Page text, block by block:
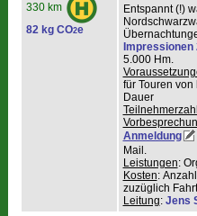
330 km
82 kg CO2e
Entspannt (!)
Impressionen
5.000 Hm.
für Touren
Dauer
Anmeldung
Mail.
Leistungen:
Kosten:
zuzüglich
Leitung: Jens